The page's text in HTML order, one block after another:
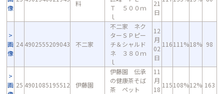
像
料
Ｔ ５００ｍ
ｌ
21
日
画
像
24 4902555209043 不二家
不二家 ネク
ターＳＰピー
チ＆シャルド
ネ ３８０ｍ
ｌ
12
月
02
日
116111%18% 98
画 25 4901085195512 伊藤園
伊藤園 伝承
の健康茶そば
茶 ペット
11
月
18
115108%12% 163